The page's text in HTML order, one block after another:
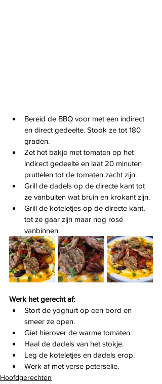
Bereid de BBQ voor met een indirect
en direct gedeelte. Stook ze tot 180
graden.
Zet het bakje met tomaten op het
indirect gedeelte en laat 20 minuten
pruttelen tot de tomaten zacht zijn.
Grill de dadels op de directe kant tot
ze vanbuiten wat bruin en krokant zijn.
Grill de koteletjes op de directe kant,
tot ze gaar zijn maar nog rosé
vanbinnen.
Werk het gerecht af:
Stort de yoghurt op een bord en
smeer ze open.
Giet hierover de warme tomaten.
Haal de dadels van het stokje.
Leg de koteletjes en dadels erop.
Werk af met verse peterselie.
Hoofdgerechten